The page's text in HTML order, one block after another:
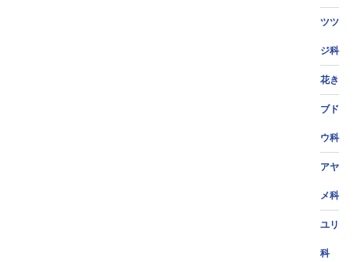
ツツ
ジ科
花き
ブド
ウ科
アヤ
メ科
ユリ
科